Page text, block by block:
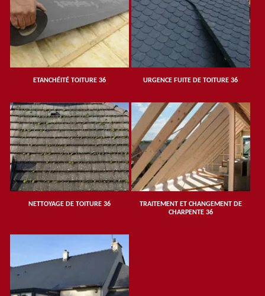
ETANCHÉITÉ TOITURE 36 URGENCE FUITE DE TOITURE 36
NETTOYAGE DE TOITURE 36
TRAITEMENT ET CHANGEMENT DE
CHARPENTE 36